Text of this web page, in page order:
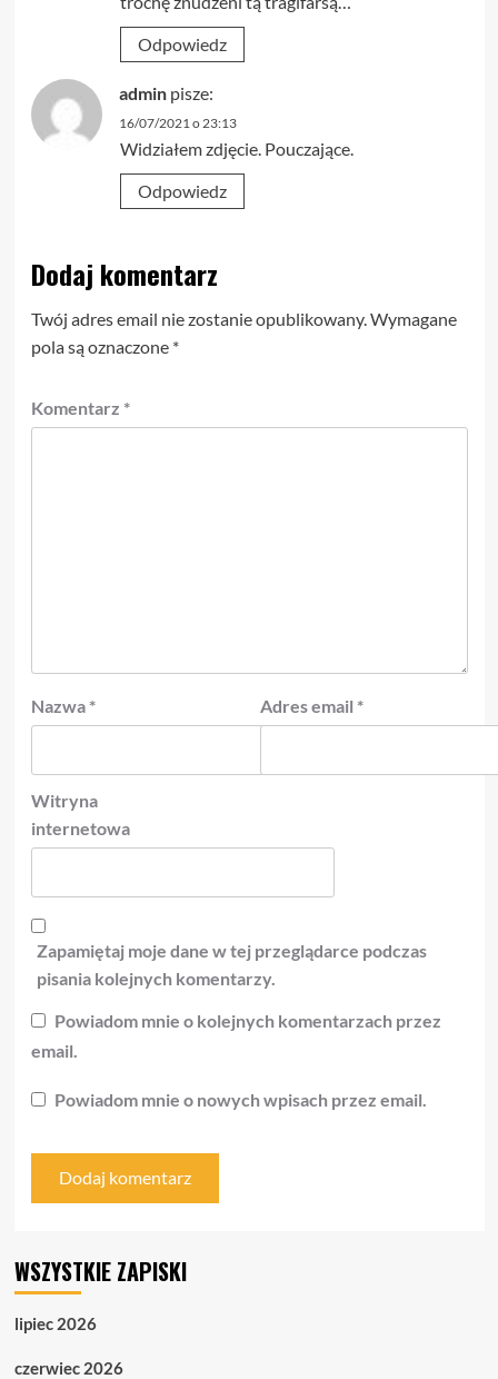
Odpowiedz
admin pisze:
16/07/2021 o 23:13
Widziałem zdjęcie. Pouczające.
Odpowiedz
Dodaj komentarz
Twój adres email nie zostanie opublikowany.Wymagane
pola są oznaczone *
Komentarz *
Nazwa * Adres email *
Witryna
internetowa
Zapamiętaj moje dane w tej przeglądarce podczas
pisania kolejnych komentarzy.
Powiadom mnie o kolejnych komentarzach przez
email.
Powiadom mnie o nowych wpisach przez email.
WSZYSTKIE ZAPISKI
lipiec 2026
czerwiec 2026